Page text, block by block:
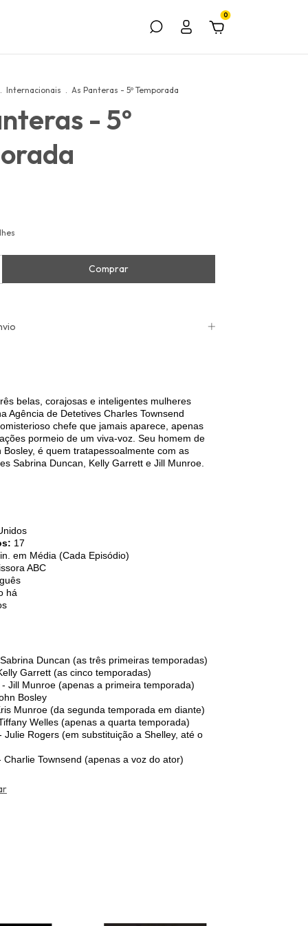
0
. Internacionais . As Panteras - 5º Temporada
- 5º
belas, corajosas e inteligentes mulheres
Agência de Detetives Charles Townsend
chefe que jamais aparece, apenas
pormeio de um viva-voz. Seu homem de
Bosley, é quem tratapessoalmente com as
Sabrina Duncan, Kelly Garrett e Jill Munroe.
17
em Média (Cada Episódio)
ABC
há
Duncan (as três primeiras temporadas)
Garrett (as cinco temporadas)
Jill Munroe (apenas a primeira temporada)
Bosley
Munroe (da segunda temporada em diante)
Welles (apenas a quarta temporada)
Julie Rogers (em substituição a Shelley, até o
Charlie Townsend (apenas a voz do ator)